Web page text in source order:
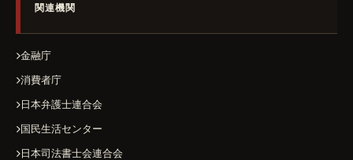
関連機関
金融庁
消費者庁
日本弁護士連合会
国民生活センター
日本司法書士会連合会